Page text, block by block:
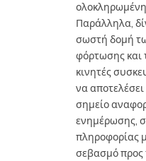
Παράλληλα,
σωστή δομή
φόρτωσης και
κινητές
να
σημείο
ενημέρωσης,
πληροφορίας
σεβασμό προς